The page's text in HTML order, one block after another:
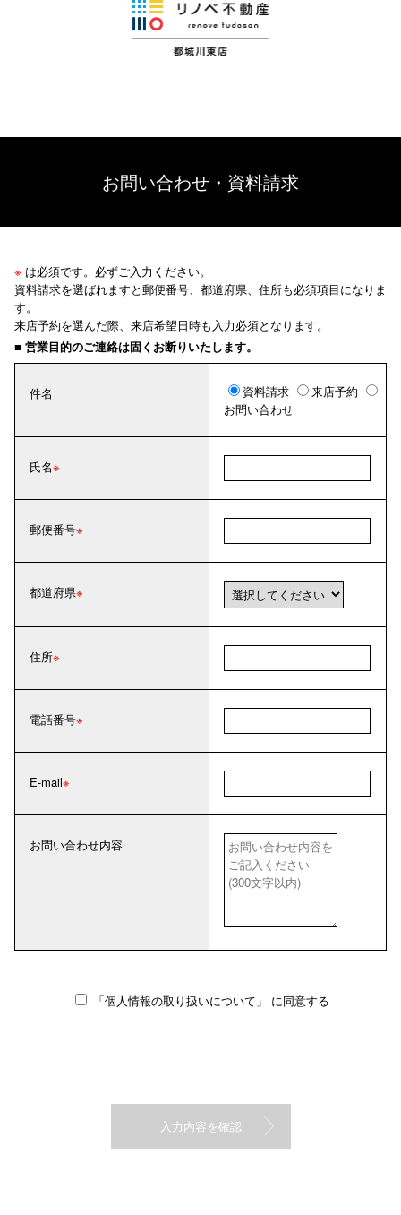
お問い合わせ・資料請求
※ は必須です。必ずご入力ください。
資料請求を選ばれますと郵便番号、都道府県、住所も必須項目になりま
す。
来店予約を選んだ際、来店希望日時も入力必須となります。
■ 営業目的のご連絡は固くお断りいたします。
件名 資料請求
来店予約
お問い合わせ
氏名
郵便番号
都道府県
住所
電話番号
E-mail
お問い合わせ内容
「個人情報の取り扱いについて」 に同意する